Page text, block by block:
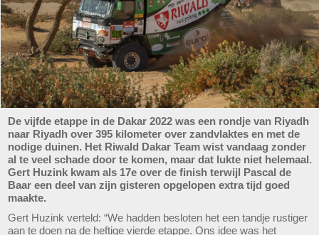
De vijfde etappe in de Dakar 2022 was een rondje van Riyadh
naar Riyadh over 395 kilometer over zandvlaktes en met de
nodige duinen. Het Riwald Dakar Team wist vandaag zonder
al te veel schade door te komen, maar dat lukte niet helemaal.
Gert Huzink kwam als 17e over de finish terwijl Pascal de
Baar een deel van zijn gisteren opgelopen extra tijd goed
maakte.
Gert Huzink verteld: “We hadden besloten het een tandje rustiger
aan te doen na de heftige vierde etappe. Ons idee was het